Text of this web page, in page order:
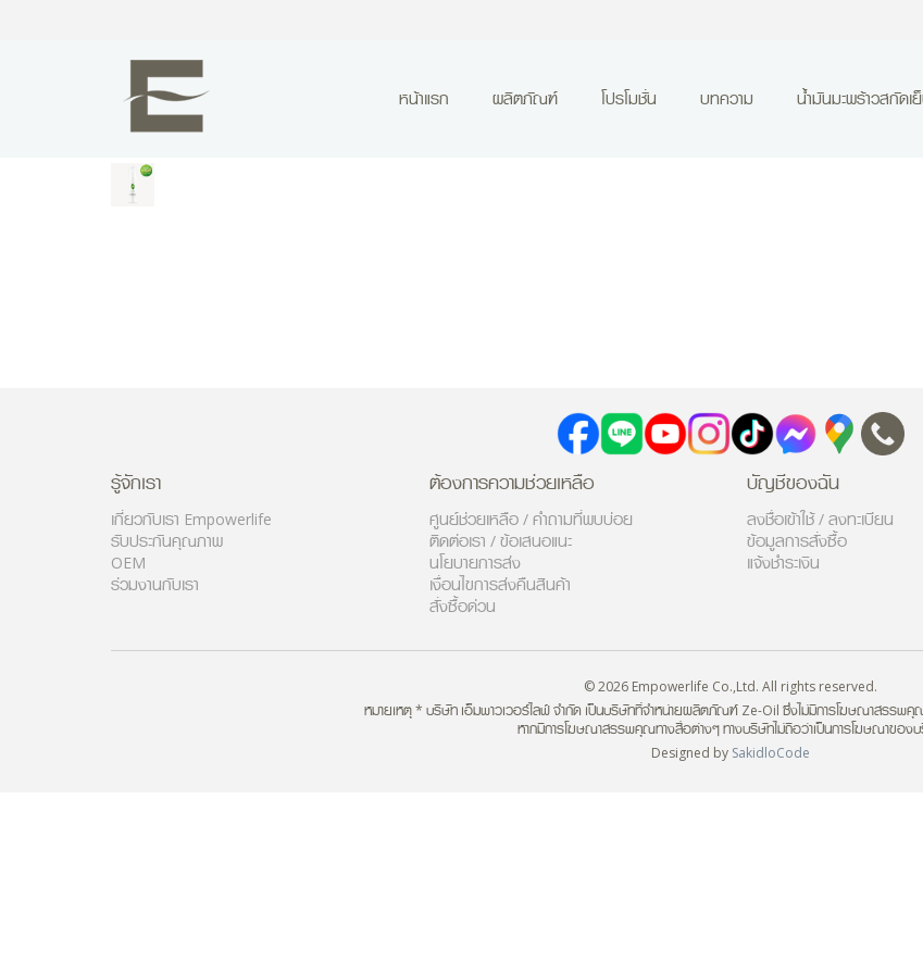
หน้าแรก ผลิตภัณฑ์ โปรโมชั่น บทความ น้ำมันมะพร้าวสกัดเ
รู้จักเรา
เกี่ยวกับเรา Empowerlife
รับประกันคุณภาพ
OEM
ร่วมงานกับเรา
ต้องการความช่วยเหลือ
ศูนย์ช่วยเหลือ / คำถามที่พบบ่อย
ติดต่อเรา / ข้อเสนอแนะ
นโยบายการส่ง
เงื่อนไขการส่งคืนสินค้า
สั่งซื้อด่วน
บัญชีของฉัน
ลงชื่อเข้าใช้ / ลงทะเบียน
ข้อมูลการสั่งซื้อ
แจ้งชำระเงิน
© 2026 Empowerlife Co.,Ltd. All rights reserved.
หมายเหตุ * บริษัท เอ็มพาวเวอร์ไลฟ์ จำกัด เป็นบริษัทที่จำหน่ายผลิตภัณฑ์ Ze-Oil ซึ่งไม่มีการโฆษณาสรร
หากมีการโฆษณาสรรพคุณทางสื่อต่างๆ ทางบริษัทไม่ถือว่าเป็นการโฆษณาของ
Designed by SakidloCode